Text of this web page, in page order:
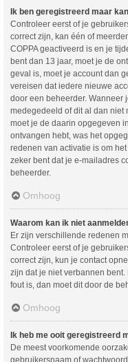
Ik ben geregistreerd maar
Controleer eerst of je
correct zijn, kan één of
COPPA geactiveerd is en je
bent dan 13 jaar, moet je de
geval is, moet je account dan
vereisen dat iedere nieuwe
door een beheerder. Wanneer
medegedeeld of dit al dan niet
moet je de daarin opgegeven
ontvangen hebt, was het
redenen van activatie is om
zeker bent dat je e-mailadres
beheerder.
Omhoog
Waarom kan ik niet
Er zijn verschillende redenen
Controleer eerst of je
correct zijn, kun je contact
zijn dat je niet verbannen
fout is, dan moet dit door de
Omhoog
Ik heb me ooit geregistreerd
De meest voorkomende
gebruikersnaam of